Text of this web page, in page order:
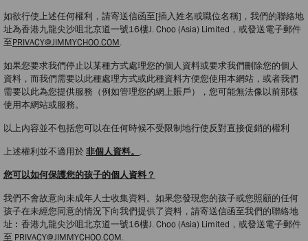
如欲行使上述任何權利，請寄送信函至[插入姓名或職位名稱]，我們的聯絡地
址為香港九龍尖沙咀北京道一號16樓J. Choo (Asia) Limited，或發送電子郵件
至PRIVACY@JIMMYCHOO.COM.
如果您要求我們停止以某種方式處理您的個人資料或要求我們刪除您的個人
資料，而我們需要以此種處理方式或此種資料方便您使用本網站，或者我們
需要以此為您提供服務（例如管理您的網上賬戶），您可能無法像以前那樣
使用本網站或服務。
以上內容並不包括您可以在任何時候不受限制地行使反對直接促銷的權利
上述權利並不適用於 非個人資料。 .
您可以如何保護您的孩子的個人資料？
我們不會故意向未成年人士收集資料。如果您發現您的孩子或您照顧的任何
孩子在未經您同意的情況下向我們提供了資料，請寄送信函至我們的聯絡地
址︰香港九龍尖沙咀北京道一號16樓J. Choo (Asia) Limited，或發送電子郵件
至 PRIVACY@JIMMYCHOO.COM.